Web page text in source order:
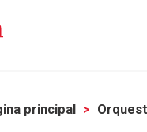
principal